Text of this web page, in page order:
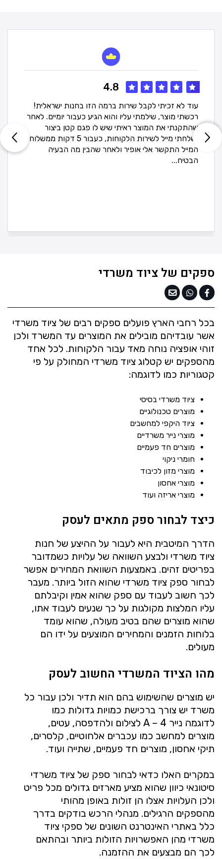
4.8
עוד לא זכיתי לקבל שירות ברמה הזו בחנות ישראלית!
רכשתי מוצר, שילמתי עליו והוא הגיע כעבור יומיים. לאחר
שהתקנתי את המוצר ראיתי שיש לו פגם קטן ביצור
ושלחתי מייל לשירות הלקוחות, כעבור 5 דקות ממשלוח
המייל התקשר אלי אופיר ולאחר שהבין מה הבעיה
הבטיח...
ספקים של ציוד משרדי
בכל רחבי הארץ פועלים ספקים רבים של ציוד משרדי
אשר עובדיהם מובילים את המוצרים עד המשרד ולכן
זוהי אופציה נוחה מאד עבור הלקוחות. לכל אחד
מהספקים יש קטלוג ציוד משרדי המחולק על פי
קטגוריות כמו לדוגמה:
ציוד משרדי בסיסי
מוצרים טכנולוגיים
ציוד היקפי למחשבים
מוצרי נייר משרדיים
מוצרים חד פעמיים
חומרי ניקוי
מוצרי מזון לכיבוד
מוצרי אחסון
מוצרי אריזה ועוד
כיצד לבחור ספק מתאים לעסק
הדרך המיטבית היא לעבור על ההיצע של חנות
ציוד משרדי ולבצע השוואה של עלויות כשמדובר
בפריטים זהים. באמצעות השוואת המחירים אפשר
לבחור ספק ציוד משרדי שהוא הזול ביותר. מעבר
לכך חשוב לעבוד עם ספק שהוא אמין וקיבלתם
עליו המלצות מקולגות על כך שנעים לעבוד אתו,
שהוא מוצרים שהם בטיב מעולה, שהוא עומד
בלוחות הזמנים והמחירים המוצעים על ידו הם
מעולים.
מהו הציוד המשרדי החשוב לעסק
יש מוצרים שהשימוש בהם הוא תדיר ולכן עבור כל
משרד יש צורך ברכישת כמויות גדולות כמו
לדוגמה נייר 4 – A לצילום ולהדפסה, עטים,
מוצרים למחשב כמו עכברים אלחוטיים, קלסרים,
תיקי אחסון, מוצרים חד פעמיים, שתייה ועוד.
במקרים האלו כדאי לבחור ספק של ציוד משרדי
סיטונאי כיוון שהוא מציע מארזים גדולים מכל פריט
ולכן העלויות אצלו הן זולות באופן מהותי
מהספקים הרגילים. מנהלי הרכש בודקים בדרך
כלל באתרי האינטרנט השונים של ספקי ציוד
משרדי מהן האפשרויות הזולות ביותר ובהתאם
לכך הם מבצעים את ההזמנה.